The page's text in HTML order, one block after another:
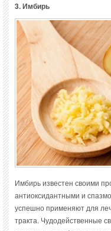
3. Имбирь
Имбирь известен своими
антиоксидантными и
успешно применяют для
тракта. Чудодейственные